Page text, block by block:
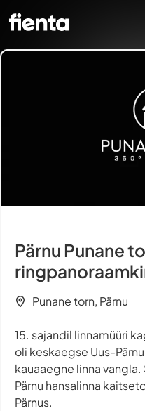
Pärnu Punane
Punane torn, Pärnu
15. sajandil linnamüüri
oli keskaegse Uus-
kauaaegne linna vangla.
Pärnu hansalinna
Pärnus.